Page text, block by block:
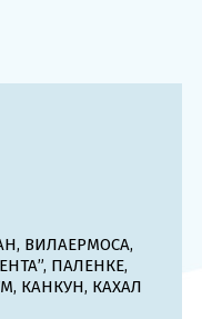
ВИЛАЕРМОСА,
ПАЛЕНКЕ,
КАНКУН, КАХАЛ